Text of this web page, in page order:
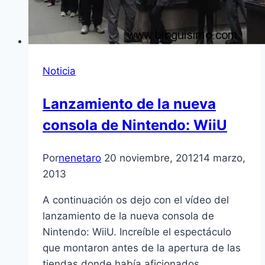
Noticia
Lanzamiento de la nueva
consola de Nintendo: WiiU
Pornenetaro 20 noviembre, 201214 marzo,
2013
A continuación os dejo con el ví­deo del
lanzamiento de la nueva consola de
Nintendo: WiiU. Increí­ble el espectáculo
que montaron antes de la apertura de las